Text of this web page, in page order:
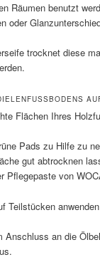
Räumen benutzt
oder
trocknet diese
Flächen Ihres
Pads zu Hilfe zu
gut abtrocknen
Pflegepaste von
Teilstücken
an die